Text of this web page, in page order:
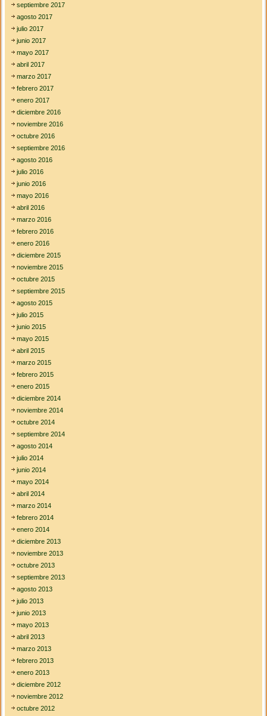
septiembre 2017
agosto 2017
julio 2017
junio 2017
mayo 2017
abril 2017
marzo 2017
febrero 2017
enero 2017
diciembre 2016
noviembre 2016
octubre 2016
septiembre 2016
agosto 2016
julio 2016
junio 2016
mayo 2016
abril 2016
marzo 2016
febrero 2016
enero 2016
diciembre 2015
noviembre 2015
octubre 2015
septiembre 2015
agosto 2015
julio 2015
junio 2015
mayo 2015
abril 2015
marzo 2015
febrero 2015
enero 2015
diciembre 2014
noviembre 2014
octubre 2014
septiembre 2014
agosto 2014
julio 2014
junio 2014
mayo 2014
abril 2014
marzo 2014
febrero 2014
enero 2014
diciembre 2013
noviembre 2013
octubre 2013
septiembre 2013
agosto 2013
julio 2013
junio 2013
mayo 2013
abril 2013
marzo 2013
febrero 2013
enero 2013
diciembre 2012
noviembre 2012
octubre 2012